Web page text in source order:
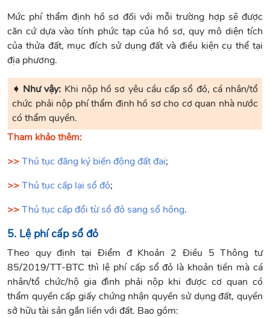
Mức phí thẩm định hồ sơ đối với mỗi trường hợp sẽ được
căn cứ dựa vào tính phức tạp của hồ sơ, quy mô diện tích
của thửa đất, mục đích sử dụng đất và điều kiện cụ thể tại
địa phương.
➧ Như vậy: Khi nộp hồ sơ yêu cầu cấp sổ đỏ, cá nhân/tổ
chức phải nộp phí thẩm định hồ sơ cho cơ quan nhà nước
có thẩm quyền.
Tham khảo thêm:
>>Thủ tục đăng ký biến động đất đai;
>>Thủ tục cấp lại sổ đỏ;
>>Thủ tục cấp đổi từ sổ đỏ sang sổ hồng.
5. Lệ phí cấp sổ đỏ
Theo quy định tại Điểm đ Khoản 2 Điều 5 Thông tư
85/2019/TT-BTC thì lệ phí cấp sổ đỏ là khoản tiền mà cá
nhân/tổ chức/hộ gia đình phải nộp khi được cơ quan có
thẩm quyền cấp giấy chứng nhận quyền sử dụng đất, quyền
sở hữu tài sản gắn liền với đất. Bao gồm: